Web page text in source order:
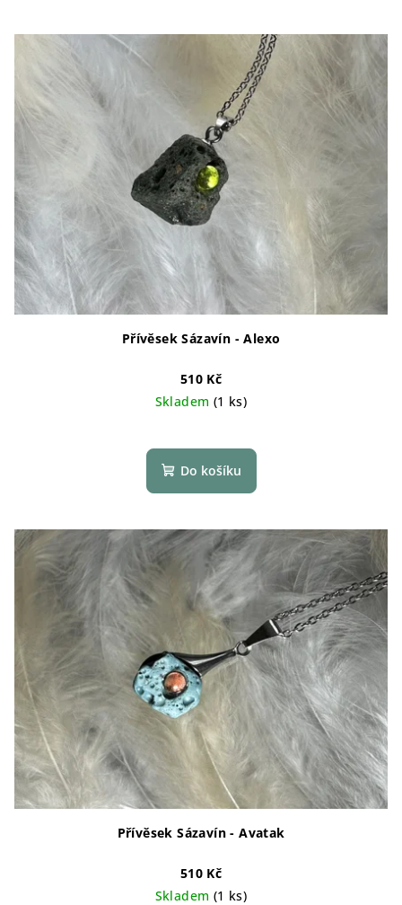
Přívěsek Sázavín - Alexo
510 Kč
Skladem (1 ks)
Do košíku
Přívěsek Sázavín - Avatak
510 Kč
Skladem (1 ks)